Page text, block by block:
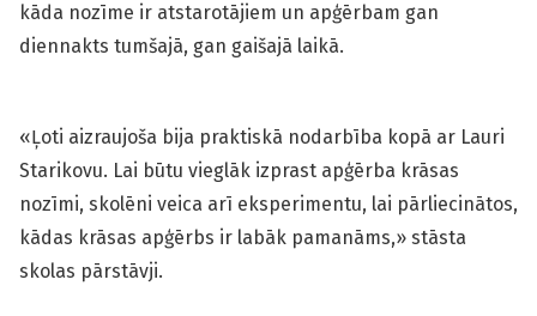
kāda nozīme ir atstarotājiem un apģērbam gan
diennakts tumšajā, gan gaišajā laikā.
«Ļoti aizraujoša bija praktiskā nodarbība kopā ar Lauri
Starikovu. Lai būtu vieglāk izprast apģērba krāsas
nozīmi, skolēni veica arī eksperimentu, lai pārliecinātos,
kādas krāsas apģērbs ir labāk pamanāms,» stāsta
skolas pārstāvji.